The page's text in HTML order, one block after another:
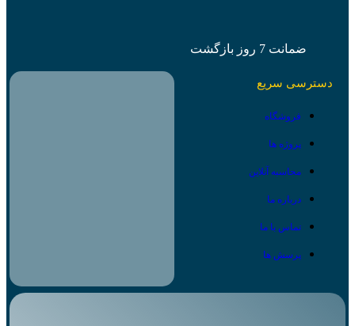
ضمانت 7 روز بازگشت
دسترسی سریع
فروشگاه
پروژه ها
محاسبه آنلاین
درباره ما
تماس با ما
پرسش ها